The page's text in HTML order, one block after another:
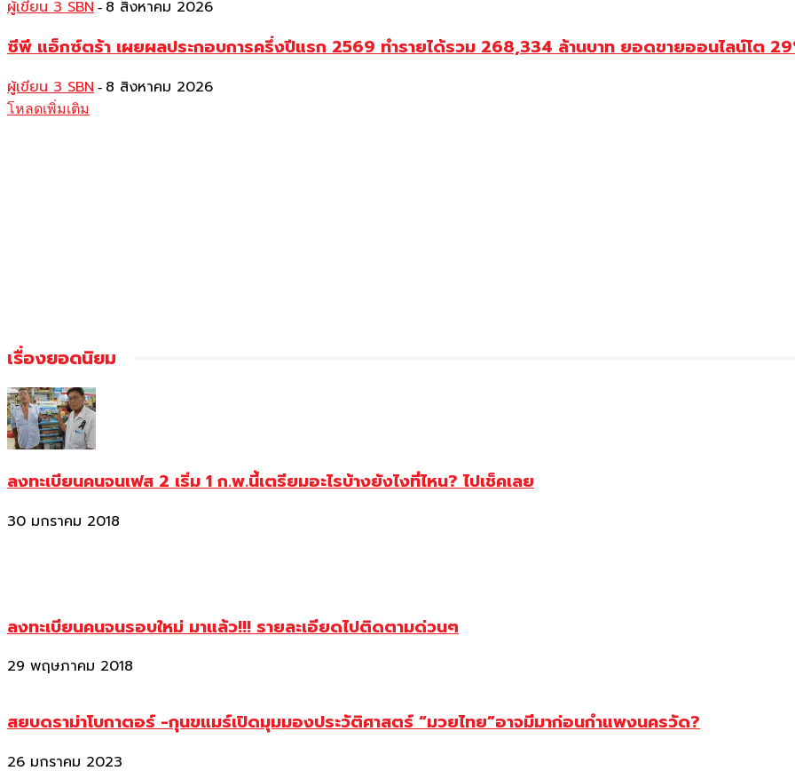
ผู้เขียน 3 SBN - 8 สิงหาคม 2026
ซีพี แอ็กซ์ตร้า เผยผลประกอบการครึ่งปีแรก 2569 ทำรายได้รวม 268,334 ล้านบาท ยอดขายออนไลน์โต
ผู้เขียน 3 SBN - 8 สิงหาคม 2026
โหลดเพิ่มเติม
เรื่องยอดนิยม
ลงทะเบียนคนจนเฟส 2 เริ่ม 1 ก.พ.นี้เตรียมอะไรบ้างยังไงที่ไหน? ไปเช็คเลย
30 มกราคม 2018
ลงทะเบียนคนจนรอบใหม่ มาแล้ว!!! รายละเอียดไปติดตามด่วนๆ
29 พฤษภาคม 2018
สยบดราม่าโบกาตอร์ -กุนขแมร์เปิดมุมมองประวัติศาสตร์ “มวยไทย”อาจมีมาก่อนกำแพงนครวัด?
26 มกราคม 2023